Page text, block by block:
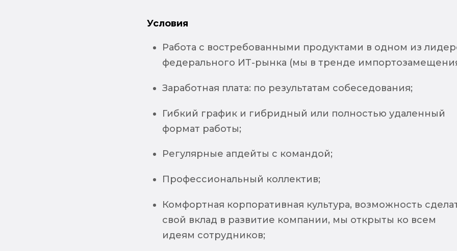
Условия
Работа с востребованными продуктами в одном из
федерального ИТ-рынка (мы в тренде
Заработная плата: по результатам собеседования;
Гибкий график и гибридный или полностью удаленный
формат работы;
Регулярные апдейты с командой;
Профессиональный коллектив;
Комфортная корпоративная культура, возможность
свой вклад в развитие компании, мы открыты ко всем
идеям сотрудников;